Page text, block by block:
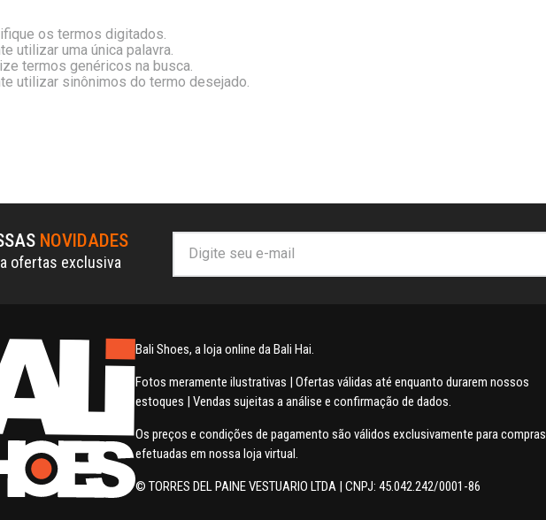
os termos digitados.
utilizar uma única palavra.
termos genéricos na busca.
utilizar sinônimos do termo desejado.
NOVIDADES
ofertas exclusiva
Bali Shoes, a loja online da Bali Hai.
Fotos meramente ilustrativas | Ofertas válidas até enquanto durarem nossos
estoques | Vendas sujeitas a análise e confirmação de dados.
Os preços e condições de pagamento são válidos exclusivamente para compras
efetuadas em nossa loja virtual.
© TORRES DEL PAINE VESTUARIO LTDA | CNPJ: 45.042.242/0001-86